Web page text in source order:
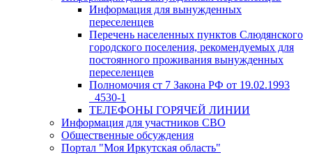
Информация для вынужденных
переселенцев
Перечень населенных пунктов Слюдянского
городского поселения, рекомендуемых для
постоянного проживания вынужденных
переселенцев
Полномочия ст 7 Закона РФ от 19.02.1993
_4530-1
ТЕЛЕФОНЫ ГОРЯЧЕЙ ЛИНИИ
Информация для участников СВО
Общественные обсуждения
Портал "Моя Иркутская область"